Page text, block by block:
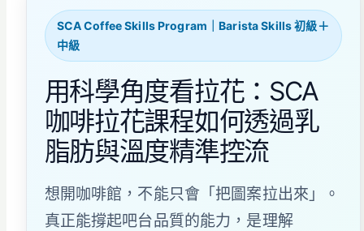
SCA Coffee Skills Program｜Barista Skills 初級＋
中級
用科學角度看拉花：SCA
咖啡拉花課程如何透過乳
脂肪與溫度精準控流
想開咖啡館，不能只會「把圖案拉出來」。
真正能撐起吧台品質的能力，是理解